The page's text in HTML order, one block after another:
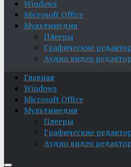
Windows
Microsoft Office
Мультимедия
Плееры
Графические
Aудио видео
Главная
Windows
Microsoft Office
Мультимедия
Плееры
Графические
Aудио видео